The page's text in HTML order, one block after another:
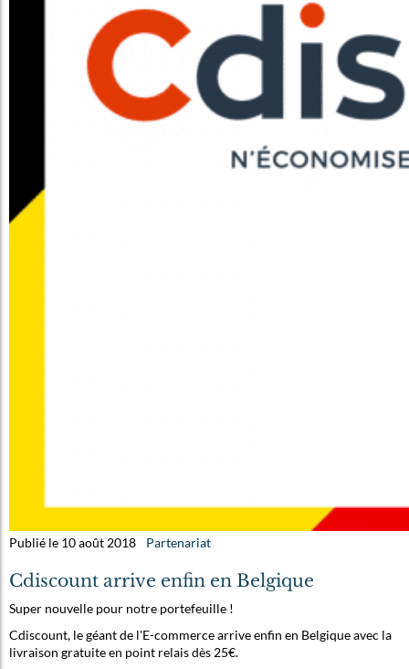
Publié le 10 août 2018 Partenariat
Cdiscount arrive enfin en Belgique
Super nouvelle pour notre portefeuille !
Cdiscount, le géant de l'E-commerce arrive enfin en Belgique avec la
livraison gratuite en point relais dès 25€.